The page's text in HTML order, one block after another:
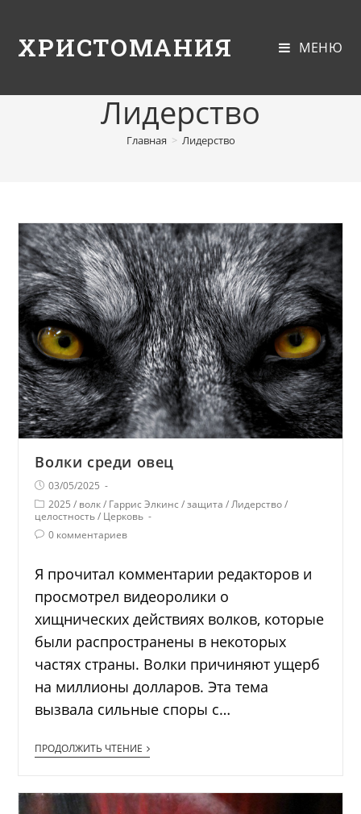
ХРИСТОМАНИЯ МЕНЮ
Лидерство
Главная > Лидерство
Волки среди овец
03/05/2025
2025 / волк / Гаррис Элкинс / защита / Лидерство /
целостность / Церковь
0 комментариев
Я прочитал комментарии редакторов и
просмотрел видеоролики о
хищнических действиях волков, которые
были распространены в некоторых
частях страны. Волки причиняют ущерб
на миллионы долларов. Эта тема
вызвала сильные споры с…
ПРОДОЛЖИТЬ ЧТЕНИЕ